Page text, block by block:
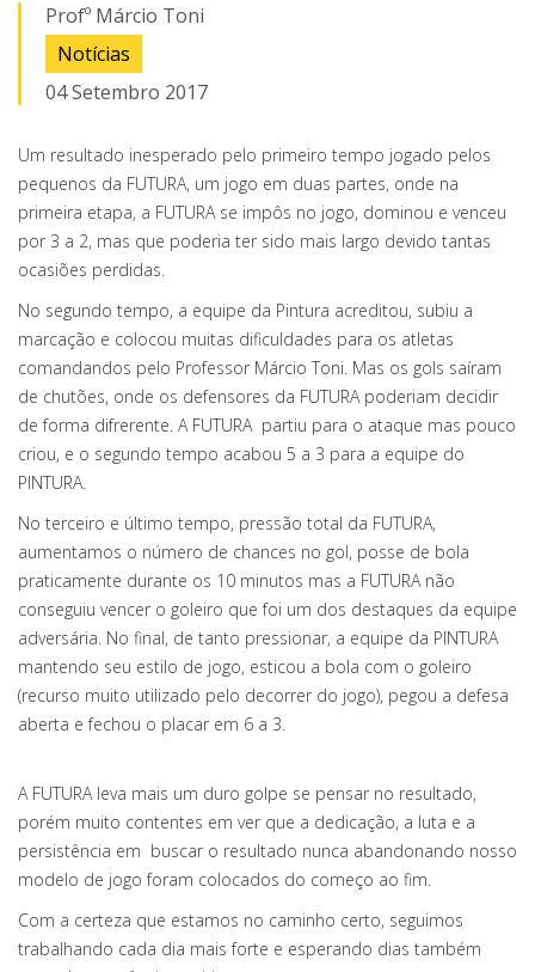
Profº Márcio Toni
Notícias
04 Setembro 2017
Um resultado inesperado pelo primeiro tempo jogado pelos
pequenos da FUTURA, um jogo em duas partes, onde na
primeira etapa, a FUTURA se impôs no jogo, dominou e venceu
por 3 a 2, mas que poderia ter sido mais largo devido tantas
ocasiões perdidas.
No segundo tempo, a equipe da Pintura acreditou, subiu a
marcação e colocou muitas dificuldades para os atletas
comandandos pelo Professor Márcio Toni. Mas os gols saíram
de chutões, onde os defensores da FUTURA poderiam decidir
de forma difrerente. A FUTURA partiu para o ataque mas pouco
criou, e o segundo tempo acabou 5 a 3 para a equipe do
PINTURA.
No terceiro e último tempo, pressão total da FUTURA,
aumentamos o número de chances no gol, posse de bola
praticamente durante os 10 minutos mas a FUTURA não
conseguiu vencer o goleiro que foi um dos destaques da equipe
adversária. No final, de tanto pressionar, a equipe da PINTURA
mantendo seu estilo de jogo, esticou a bola com o goleiro
(recurso muito utilizado pelo decorrer do jogo), pegou a defesa
aberta e fechou o placar em 6 a 3.
A FUTURA leva mais um duro golpe se pensar no resultado,
porém muito contentes em ver que a dedicação, a luta e a
persistência em buscar o resultado nunca abandonando nosso
modelo de jogo foram colocados do começo ao fim.
Com a certeza que estamos no caminho certo, seguimos
trabalhando cada dia mais forte e esperando dias também